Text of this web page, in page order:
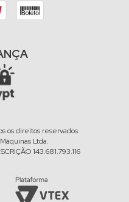
os direitos reservados.
Ltda.
143.681.793.116